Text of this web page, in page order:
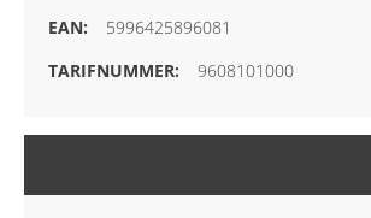
5996425896081
9608101000